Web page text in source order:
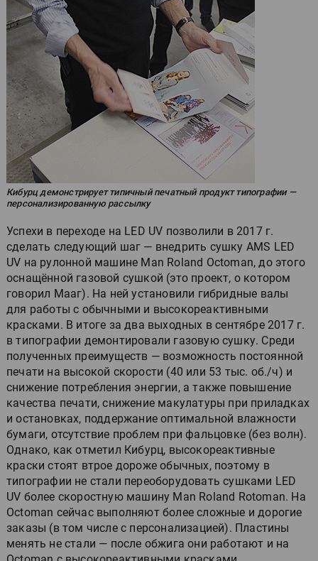
Кибурц демонстрирует типичный печатный продукт типографии —
персонализированную рассылку
Успехи в переходе на LED UV позволили в 2017 г.
сделать следующий шаг — внедрить сушку AMS LED
UV на рулонной машине Man Roland Octoman, до этого
оснащённой газовой сушкой (это проект, о котором
говорил Мааг). На ней установили гибридные валы
для работы с обычными и высокореактивными
красками. В итоге за два выходных в сентябре 2017 г.
в типографии демонтировали газовую сушку. Среди
полученных преимуществ — возможность постоянной
печати на высокой скорости (40 или 53 тыс. об./ч) и
снижение потребления энергии, а также повышение
качества печати, снижение макулатуры при приладках
и остановках, поддержание оптимальной влажности
бумаги, отсутствие проблем при фальцовке (без волн).
Однако, как отметил Кибурц, высокореактивные
краски стоят втрое дороже обычных, поэтому в
типографии не стали переоборудовать сушками LED
UV более скоростную машину Man Roland Rotoman. На
Octoman сейчас выполняют более сложные и дорогие
заказы (в том числе с персонализацией). Пластины
менять не стали — после обжига они работают и на